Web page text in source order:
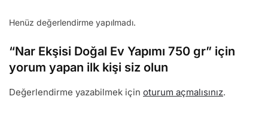
Henüz değerlendirme yapılmadı.
“Nar Ekşisi Doğal Ev Yapımı 750 gr” için
yorum yapan ilk kişi siz olun
Değerlendirme yazabilmek için oturum açmalısınız.